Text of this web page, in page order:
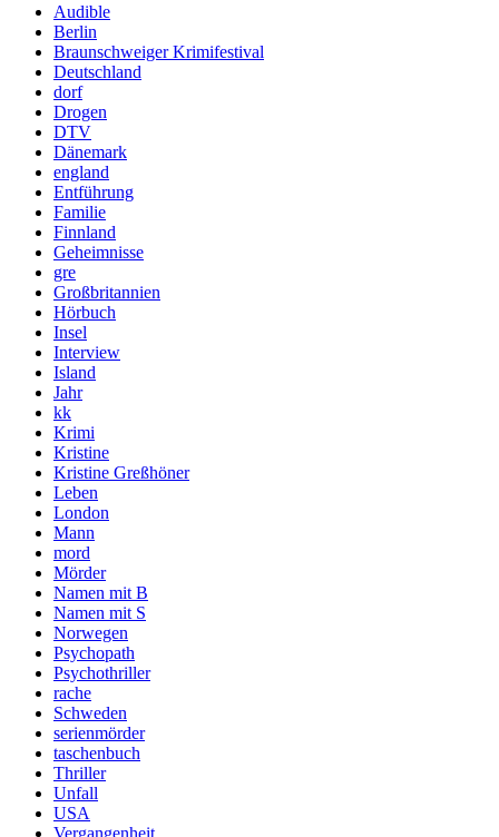
Audible
Berlin
Braunschweiger Krimifestival
Deutschland
dorf
Drogen
DTV
Dänemark
england
Entführung
Familie
Finnland
Geheimnisse
gre
Großbritannien
Hörbuch
Insel
Interview
Island
Jahr
kk
Krimi
Kristine
Kristine Greßhöner
Leben
London
Mann
mord
Mörder
Namen mit B
Namen mit S
Norwegen
Psychopath
Psychothriller
rache
Schweden
serienmörder
taschenbuch
Thriller
Unfall
USA
Vergangenheit